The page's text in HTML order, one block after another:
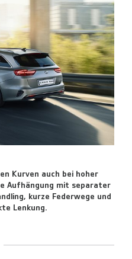
Kurven auch bei hoher
Aufhängung mit separater
kurze Federwege und
Lenkung.